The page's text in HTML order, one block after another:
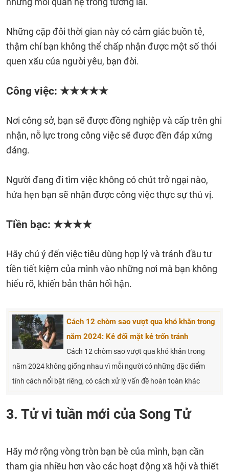
Những cặp đôi thời gian này có cảm giác buồn tẻ,
thậm chí bạn không thể chấp nhận được một số thói
quen xấu của người yêu, bạn đời.
Công việc: ★★★★★
Nơi công sở, bạn sẽ được đồng nghiệp và cấp trên ghi
nhận, nỗ lực trong công việc sẽ được đền đáp xứng
đáng.
Người đang đi tìm việc không có chút trở ngại nào,
hứa hẹn bạn sẽ nhận được công việc thực sự thú vị.
Tiền bạc: ★★★★
Hãy chú ý đến việc tiêu dùng hợp lý và tránh đầu tư
tiền tiết kiệm của mình vào những nơi mà bạn không
hiểu rõ, khiến bản thân hối hận.
Cách 12 chòm sao vượt qua khó khăn trong
năm 2024: Kẻ đối mặt kẻ trốn tránh
Cách 12 chòm sao vượt qua khó khăn trong
năm 2024 không giống nhau vì mỗi người có những đặc điểm
tính cách nổi bật riêng, có cách xử lý vấn đề hoàn toàn khác
3. Tử vi tuần mới của Song Tử
Hãy mở rộng vòng tròn bạn bè của mình, bạn cần
tham gia nhiều hơn vào các hoạt động xã hội và thiết